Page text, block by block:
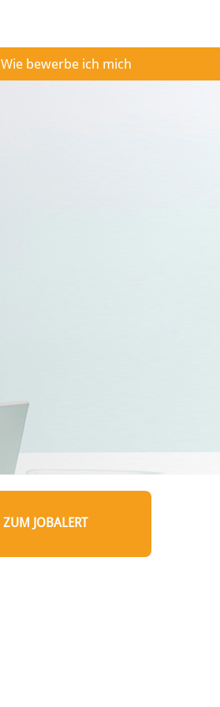
Wie bewerbe ich mich
ZUM JOBALERT